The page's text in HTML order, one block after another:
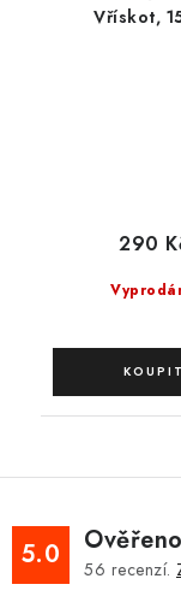
Vřískot,
290
5.0 56 recenzí.